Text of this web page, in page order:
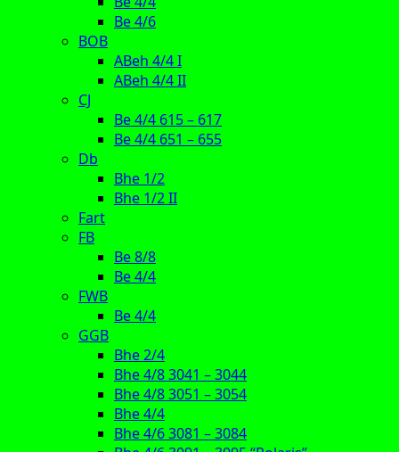
Be 4/6
BOB
ABeh 4/4 I
ABeh 4/4 II
CJ
Be 4/4 615 – 617
Be 4/4 651 – 655
Db
Bhe 1/2
Bhe 1/2 II
Fart
FB
Be 8/8
Be 4/4
FWB
Be 4/4
GGB
Bhe 2/4
Bhe 4/8 3041 – 3044
Bhe 4/8 3051 – 3054
Bhe 4/4
Bhe 4/6 3081 – 3084